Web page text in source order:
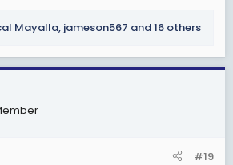
Mayalla, jameson567 and 16 others
#19